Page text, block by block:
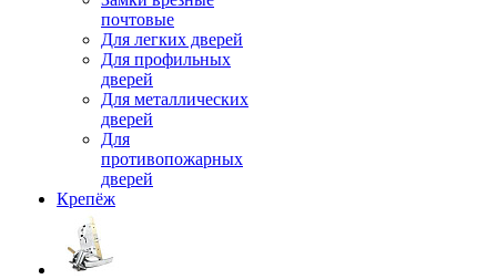
почтовые
Для легких дверей
Для профильных
дверей
Для металлических
дверей
Для
противопожарных
дверей
Крепёж